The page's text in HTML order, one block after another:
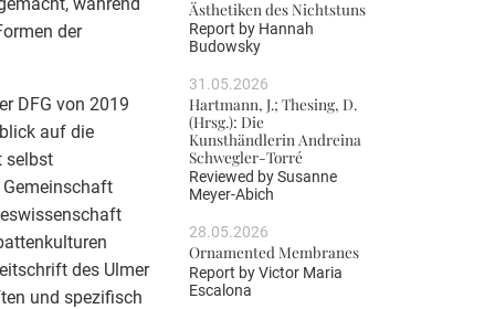
der
DFG von 2019
auf die
selbst
des Ulmer
und spezifisch
Ästhetiken des Nichtstuns
Report by Hannah
Budowsky
31.05.2026
Hartmann, J.; Thesing, D.
(Hrsg.): Die
Kunsthändlerin Andreina
Schwegler-Torré
Reviewed bySusanne
Meyer-Abich
28.05.2026
Ornamented Membranes
Report byVictor Maria
Escalona